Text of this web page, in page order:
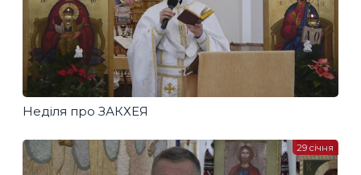
Неділя про ЗАКХЕЯ
29 січня